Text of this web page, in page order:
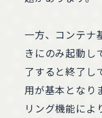
一方、コンテナ
きにのみ起動し
了すると終了し
用が基本となり
リング機能によ